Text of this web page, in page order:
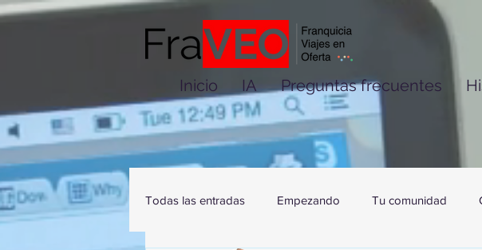
Inicio IA Preguntas frecuentes
Todas las entradas Empezando Tu comunidad